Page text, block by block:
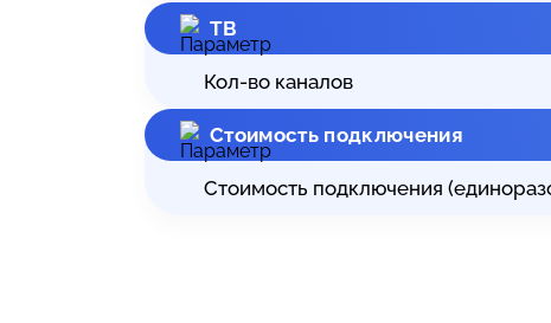
ТВ
Кол-во каналов
Стоимость подключения
Стоимость подключения